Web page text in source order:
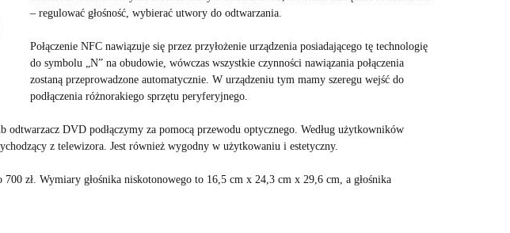
– regulować głośność, wybierać utwory do odtwarzania.
Połączenie NFC nawiązuje się przez przyłożenie urządzenia posiadającego tę technologię
do symbolu „N” na obudowie, wówczas wszystkie czynności nawiązania połączenia
zostaną przeprowadzone automatycznie. W urządzeniu tym mamy szeregu wejść do
podłączenia różnorakiego sprzętu peryferyjnego.
DVD podłączymy za pomocą przewodu optycznego. Według użytkowników
z telewizora. Jest również wygodny w użytkowaniu i estetyczny.
zł. Wymiary głośnika niskotonowego to 16,5 cm x 24,3 cm x 29,6 cm, a głośnika